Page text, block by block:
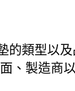
的類型以
、製造商